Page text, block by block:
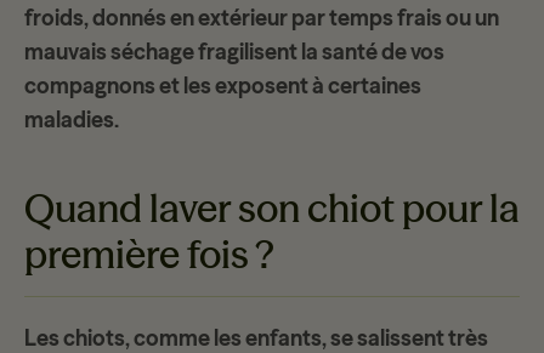
froids, donnés en extérieur par temps frais ou un
mauvais séchage fragilisent la santé de vos
compagnons et les exposent à certaines
maladies.
Quand laver son chiot pour la
première fois ?
Les chiots, comme les enfants, se salissent très